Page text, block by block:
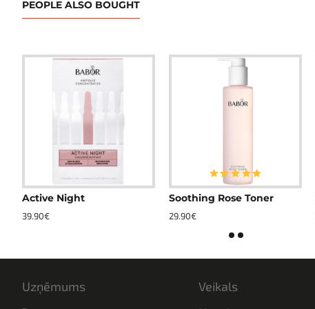
PEOPLE ALSO BOUGHT
Active Night
39.90€
Soothing Rose Toner
29.90€
Uzņēmums Veikals